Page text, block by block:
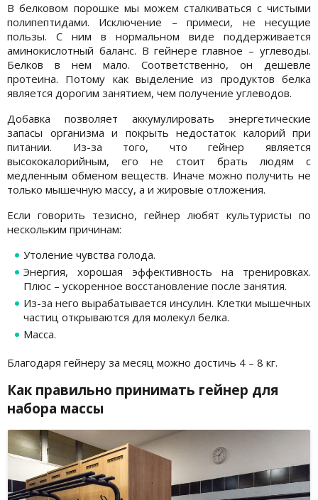
В белковом порошке мы можем сталкиваться с чистыми
полипептидами. Исключение – примеси, не несущие
пользы. С ним в нормальном виде поддерживается
аминокислотный баланс. В гейнере главное – углеводы.
Белков в нем мало. Соответственно, он дешевле
протеина. Потому как выделение из продуктов белка
является дорогим занятием, чем получение углеводов.
Добавка позволяет аккумулировать энергетические
запасы организма и покрыть недостаток калорий при
питании. Из-за того, что гейнер является
высококалорийным, его не стоит брать людям с
медленным обменом веществ. Иначе можно получить не
только мышечную массу, а и жировые отложения.
Если говорить тезисно, гейнер любят культуристы по
нескольким причинам:
Утоление чувства голода.
Энергия, хорошая эффективность на тренировках.
Плюс – ускоренное восстановление после занятия.
Из-за него вырабатывается инсулин. Клетки мышечных
частиц открываются для молекул белка.
Масса.
Благодаря гейнеру за месяц можно достичь 4 – 8 кг.
Как правильно принимать гейнер для
набора массы